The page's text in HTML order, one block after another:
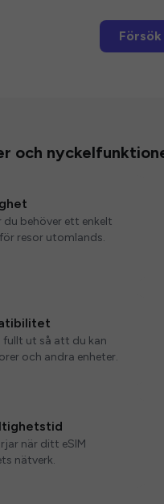
och
du behöver ett enkelt
resor utomlands.
ut så att du kan
och andra enheter.
när ditt eSIM
nätverk.